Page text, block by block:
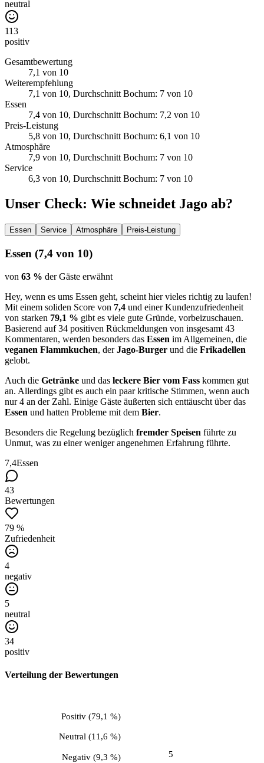
neutral
113
positiv
Gesamtbewertung
7,1 von 10
Weiterempfehlung
7,1 von 10, Durchschnitt Bochum: 7 von 10
Essen
7,4 von 10, Durchschnitt Bochum: 7,2 von 10
Preis-Leistung
5,8 von 10, Durchschnitt Bochum: 6,1 von 10
Atmosphäre
7,9 von 10, Durchschnitt Bochum: 7 von 10
Service
6,3 von 10, Durchschnitt Bochum: 7 von 10
Unser Check: Wie schneidet Jago ab?
Essen Service Atmosphäre Preis-Leistung
Essen (7,4 von 10)
von 63 % der Gäste erwähnt
Hey, wenn es ums Essen geht, scheint hier vieles richtig zu laufen!
Mit einem soliden Score von 7,4 und einer Kundenzufriedenheit
von starken 79,1 % gibt es viele gute Gründe, vorbeizuschauen.
Basierend auf 34 positiven Rückmeldungen von insgesamt 43
Kommentaren, werden besonders das Essen im Allgemeinen, die
veganen Flammkuchen, derJago-Burger und die Frikadellen
gelobt.
Auch die Getränke und das leckere Bier vom Fass kommen gut
an. Allerdings gibt es auch ein paar kritische Stimmen, wenn auch
nur 4 an der Zahl. Einige Gäste äußerten sich enttäuscht über das
Essen und hatten Probleme mit dem Bier.
Besonders die Regelung bezüglich fremder Speisen führte zu
Unmut, was zu einer weniger angenehmen Erfahrung führte.
7,4Essen
43
Bewertungen
79 %
Zufriedenheit
4
negativ
5
neutral
34
positiv
Verteilung der Bewertungen
Negativ(9,3 %) 5
Neutral(11,6 %)
Positiv(79,1 %)